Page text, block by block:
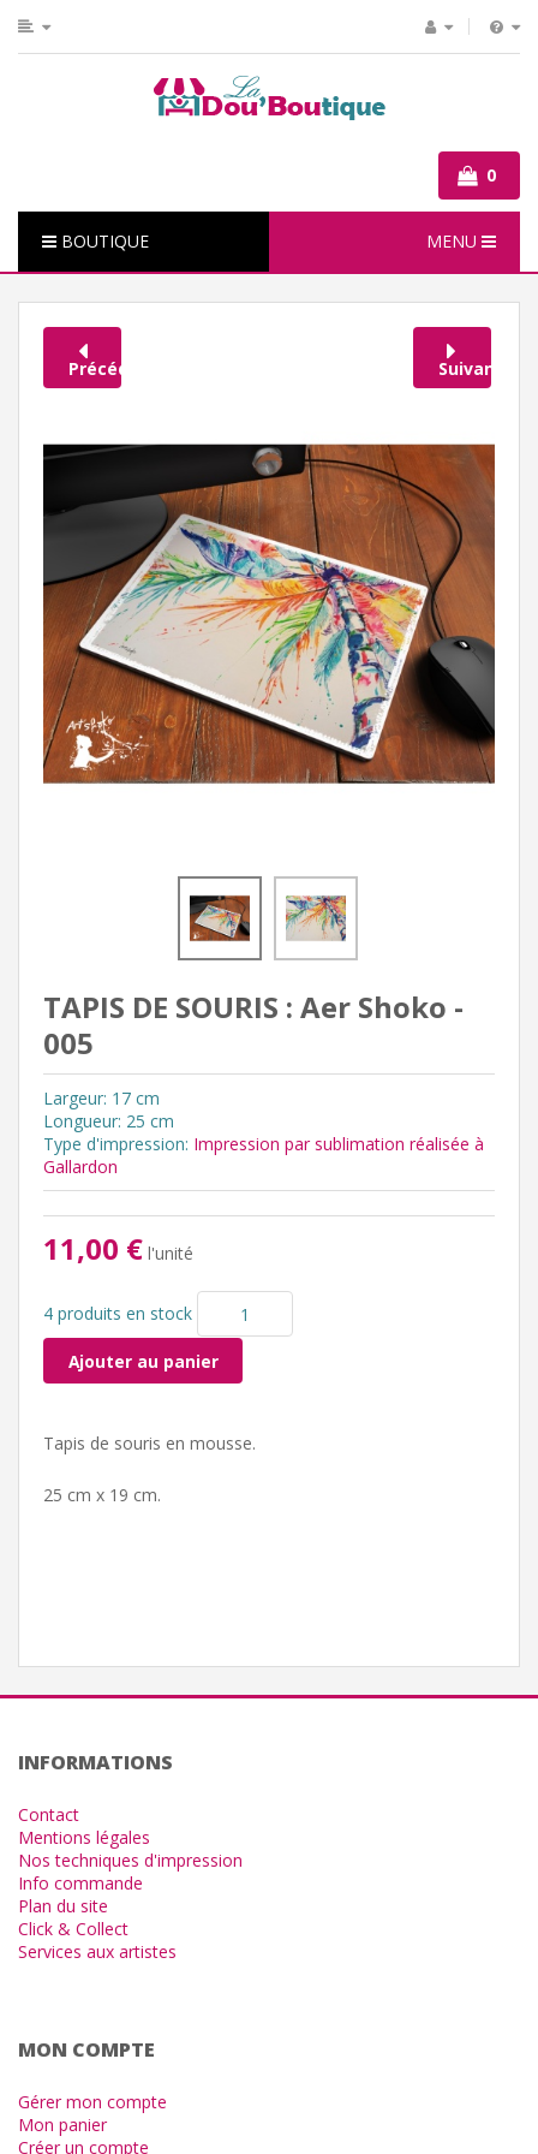
0
BOUTIQUE MENU
Précédent Suivant
TAPIS DE SOURIS : Aer Shoko -
005
Largeur: 17 cm
Longueur: 25 cm
Type d'impression: Impression par sublimation réalisée à
Gallardon
11,00 € l'unité
4 produits en stock
Ajouter au panier
Tapis de souris en mousse.
25 cm x 19 cm.
INFORMATIONS
Contact
Mentions légales
Nos techniques d'impression
Info commande
Plan du site
Click & Collect
Services aux artistes
MON COMPTE
Gérer mon compte
Mon panier
Créer un compte